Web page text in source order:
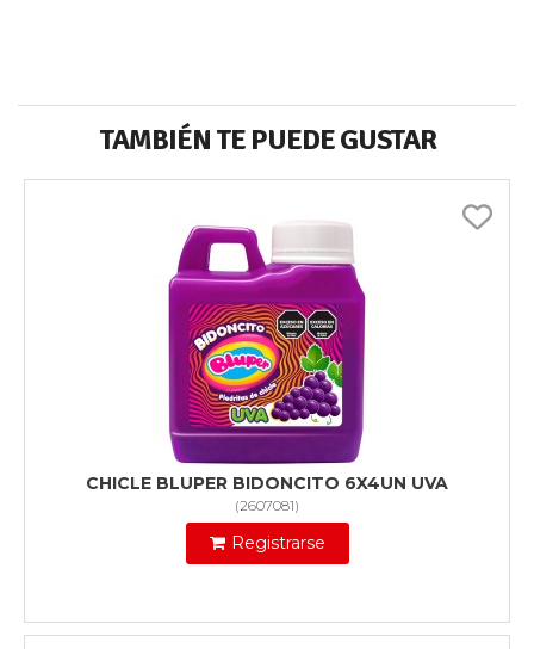
TAMBIÉN TE PUEDE GUSTAR
CHICLE BLUPER BIDONCITO 6X4UN UVA
(2607081)
Registrarse